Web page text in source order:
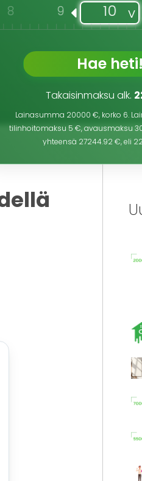
v
8 9 10
Hae heti!
Takaisinmaksu alk.
Lainasumma 20000 €, korko 6.
tilinhoitomaksu 5 €, avausmaksu
yhteensä 27244.92€, eli